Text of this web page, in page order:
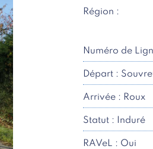
Région :
Numéro de
Départ :
Arrivée : Roux
Statut : Induré
RAVeL : Oui